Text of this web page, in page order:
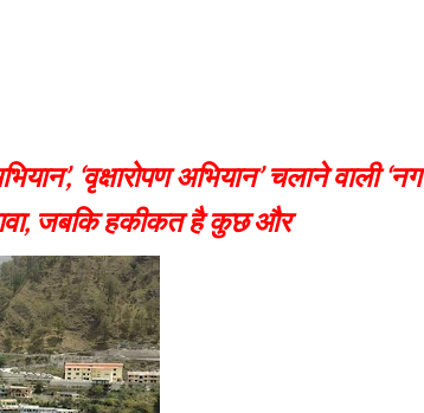
‘वृक्षारोपण अभियान’ चलाने वाली
जबकि हकीकत है कुछ और